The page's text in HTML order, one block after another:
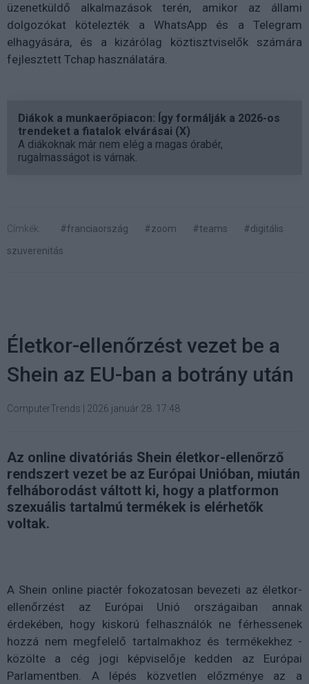
üzenetküldő alkalmazások terén, amikor az állami
dolgozókat kötelezték a WhatsApp és a Telegram
elhagyására, és a kizárólag köztisztviselők számára
fejlesztett Tchap használatára.
Diákok a munkaerőpiacon: Így formálják a 2026-os
trendeket a fiatalok elvárásai (X)
A diákoknak már nem elég a magas órabér,
rugalmasságot is várnak.
Címkék: #franciaország #zoom #teams
#digitális
szuverenitás
Életkor-ellenőrzést vezet be a
Shein az EU-ban a botrány után
ComputerTrends 2026 január 28. 17:48
Az online divatóriás Shein életkor-ellenőrző
rendszert vezet be az Európai Unióban, miután
felháborodást váltott ki, hogy a platformon
szexuális tartalmú termékek is elérhetők
voltak.
A Shein online piactér fokozatosan bevezeti az életkor-
ellenőrzést az Európai Unió országaiban annak
érdekében, hogy kiskorú felhasználók ne férhessenek
hozzá nem megfelelő tartalmakhoz és termékekhez -
közölte a cég jogi képviselője kedden az Európai
Parlamentben. A lépés közvetlen előzménye az a